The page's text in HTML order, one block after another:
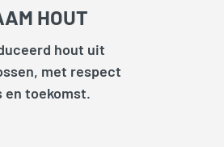
HOUT
hout uit
met respect
en toekomst.